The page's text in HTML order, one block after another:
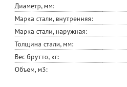
Диаметр, мм:
Марка стали, внутренняя:
Марка стали, наружная:
Толщина стали, мм:
Вес брутто, кг:
Объем, м3: